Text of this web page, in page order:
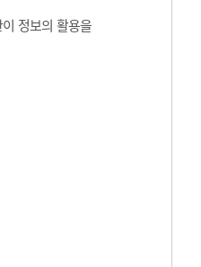
정보의 활용을